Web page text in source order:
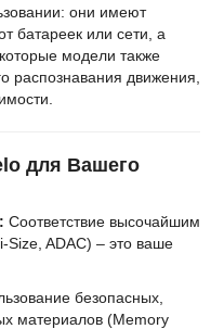
они имеют
батареек или сети, а
модели также
распознавания движения,
для Вашего
Соответствие высочайшим
Size, ADAC) – это ваше
безопасных,
материалов (Memory